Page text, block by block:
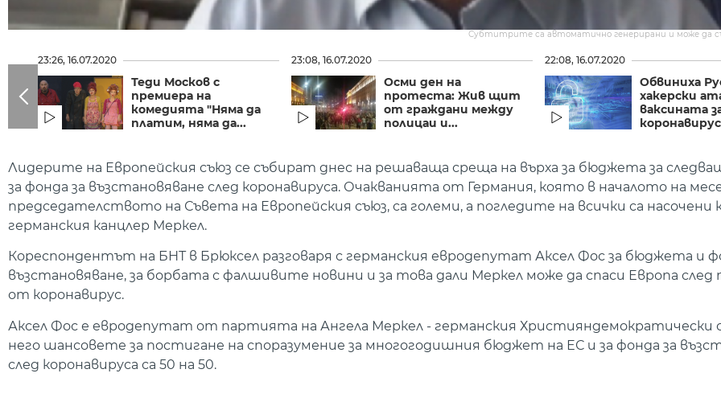
Субтитрите са автоматично генерирани и може да
23:26, 16.07.2020
Теди Москов с
премиера на
комедията "Няма да
платим, няма да...
23:08, 16.07.2020
Осми ден на
протеста: Жив щит
от граждани между
полицаи и...
22:08, 16.07.2020
Обвиниха
хакерски
ваксината
коронавирус
Лидерите на Европейския съюз се събират днес на решаваща среща на върха за бюджета за
за фонда за възстановяване след коронавируса. Очакванията от Германия, която в началото на
председателството на Съвета на Европейския съюз, са големи, а погледите на всички са насочени
германския канцлер Меркел.
Кореспондентът на БНТ в Брюксел разговаря с германския евродепутат Аксел Фос за бюджета и
възстановяване, за борбата с фалшивите новини и за това дали Меркел може да спаси Европа
от коронавирус.
Аксел Фос е евродепутат от партията на Ангела Меркел - германския Християндемократически
него шансовете за постигане на споразумение за многогодишния бюджет на ЕС и за фонда за
след коронавируса са 50 на 50.